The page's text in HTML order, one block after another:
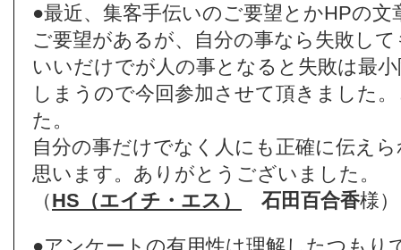
●最近、集客手伝いのご要望とかHPの
ご要望があるが、自分の事なら失敗し
いいだけでが人の事となると失敗は最
しまうので今回参加させて頂きました
た。
自分の事だけでなく人にも正確に伝え
思います。ありがとうございました。
（HS（エイチ・エス） 石田百合香様）